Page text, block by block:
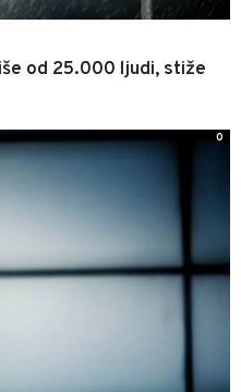
od 25.000 ljudi, stiže
0